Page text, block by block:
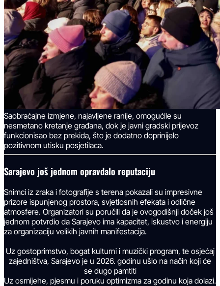
Saobraćajne izmjene, najavljene ranije, omogućile su
nesmetano kretanje građana, dok je javni gradski prijevoz
funkcionisao bez prekida, što je dodatno doprinijelo
pozitivnom utisku posjetilaca.
Sarajevo još jednom opravdalo reputaciju
Snimci iz zraka i fotografije s terena pokazali su impresivne
prizore ispunjenog prostora, svjetlosnih efekata i odlične
atmosfere. Organizatori su poručili da je ovogodišnji doček još
jednom potvrdio da Sarajevo ima kapacitet, iskustvo i energiju
za organizaciju velikih javnih manifestacija.
Uz gostoprimstvo, bogat kulturni i muzički program, te osjećaj
zajedništva, Sarajevo je u 2026. godinu ušlo na način koji će
se dugo pamtiti
Uz osmijehe, pjesmu i poruku optimizma za godinu koja dolazi.